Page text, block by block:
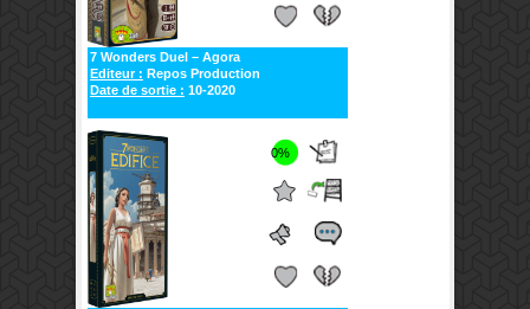
7 Wonders Duel – Agora
Editeur : Repos Production
Date de sortie : 10-2020
0%